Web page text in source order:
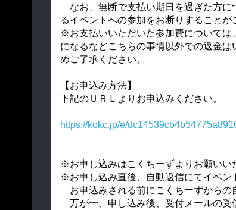
なお、無断で支払い期日を過ぎた方に
るイベントへの参加をお断りすることが
※お支払いいただいた参加費については
になるなどこちらの事情以外での返金は
めご了承ください。
【お申込み方法】
下記のＵＲＬよりお申込みください。
https://kokc.jp/e/
※お申し込みはこくちーずよりお願いい
※お申し込み直後、自動返信にてイベン
お申込みされる前にこくちーずからの
万が一、申し込み後、受付メールの受